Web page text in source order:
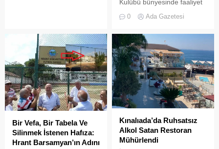
Kulübü bünyesinde faaliyet
ruhsat usulsüzlüğü ve adres
Adalar Belediyesi tarafından
mühürlendi.
0 Ada Gazetesi
Bir Vefa, Bir Tabela Ve
Silinmek İstenen Hafıza:
Hrant Barsamyan’ın Adını
Kınalıada’da Ruhsatsız
Alkol Satan Restoran
Mühürlendi